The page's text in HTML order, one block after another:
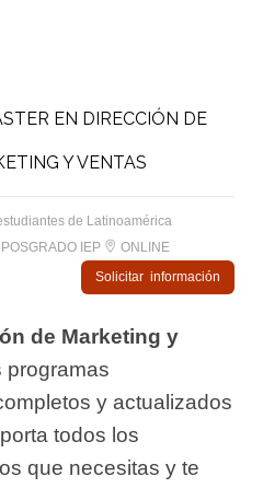
EN DIRECCIÓN DE
Y VENTAS
de Latinoamérica
IEP
ONLINE
Solicitar información
de Marketing y
programas
y actualizados
todos los
que necesitas y te